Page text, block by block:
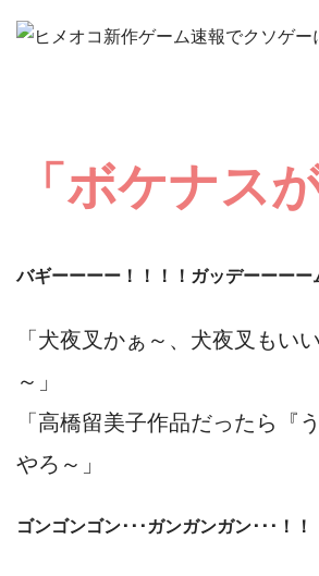
「ボケナス
バギーーーー！！！！ガッデーーーー
「犬夜叉かぁ～、犬夜叉もい
～」
「高橋留美子作品だったら『
やろ～」
ゴンゴンゴン･･･ガンガンガン･･･！！